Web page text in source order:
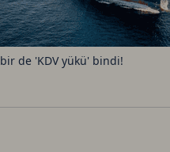
bir de 'KDV yükü' bindi!